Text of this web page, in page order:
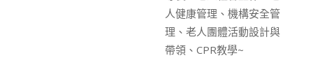
人健康管理、機構安全管
理、老人團體活動設計與
帶領、CPR教學~